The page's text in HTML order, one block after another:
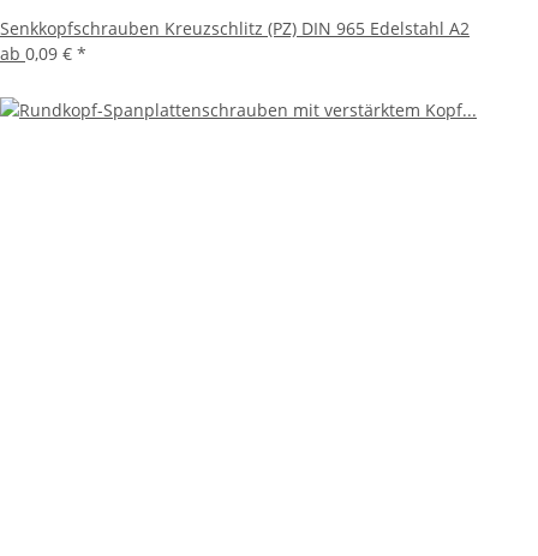
Senkkopfschrauben Kreuzschlitz (PZ) DIN 965 Edelstahl A2
ab 0,09 € *